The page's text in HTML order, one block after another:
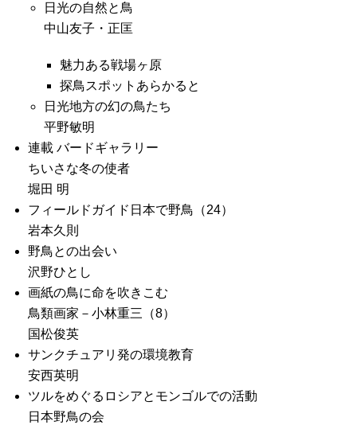
日光の自然と鳥
中山友子・正匡
魅力ある戦場ヶ原
探鳥スポットあらかると
日光地方の幻の鳥たち
平野敏明
連載 バードギャラリー
ちいさな冬の使者
堀田 明
フィールドガイド日本で野鳥（24）
岩本久則
野鳥との出会い
沢野ひとし
画紙の鳥に命を吹きこむ
鳥類画家－小林重三（8）
国松俊英
サンクチュアリ発の環境教育
安西英明
ツルをめぐるロシアとモンゴルでの活動
日本野鳥の会